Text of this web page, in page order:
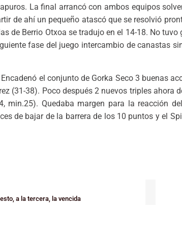
La final arrancó con ambos equipos
de ahí un pequeño atascó que se resolvió
de Berrio Otxoa se tradujo en el 14-18. No
fase del juego intercambio de canastas
el conjunto de Gorka Seco 3 buenas
(31-38). Poco después 2 nuevos triples
min.25). Quedaba margen para la reacción
de bajar de la barrera de los 10 puntos y el
a la tercera, la vencida